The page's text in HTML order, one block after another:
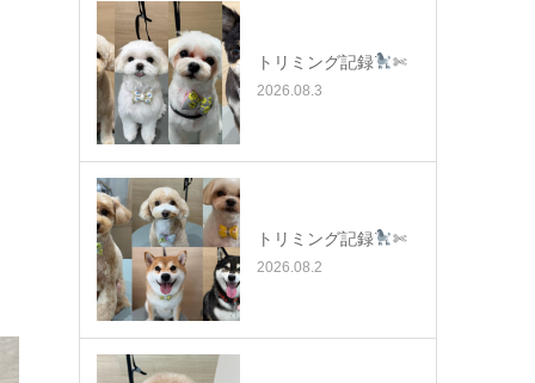
トリミング記録 ✄
2026.08.3
トリミング記録 ✄
2026.08.2